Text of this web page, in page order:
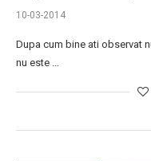
10-03-2014
Dupa cum bine ati observat
nu este …